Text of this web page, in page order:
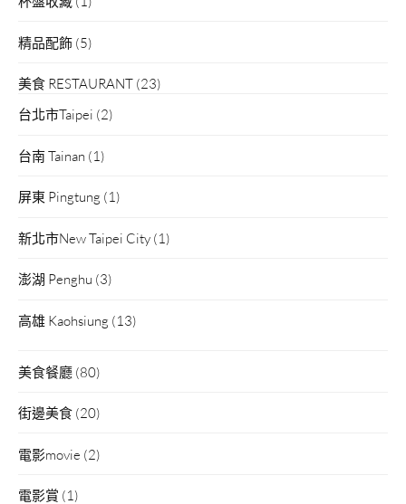
精品配飾 (5)
美食 RESTAURANT (23)
台北市Taipei (2)
台南 Tainan (1)
屏東 Pingtung (1)
新北市New Taipei City (1)
澎湖 Penghu (3)
高雄 Kaohsiung (13)
美食餐廳 (80)
街邊美食 (20)
電影movie (2)
電影賞 (1)